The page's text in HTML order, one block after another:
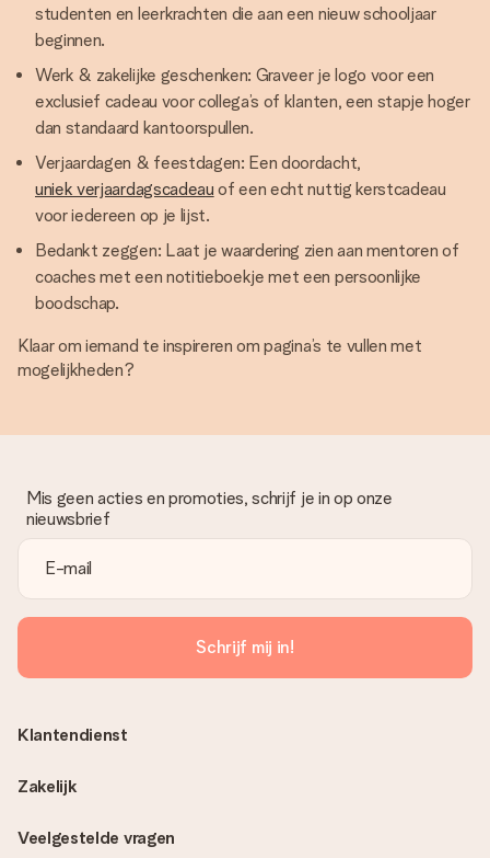
studenten en leerkrachten die aan een nieuw schooljaar
beginnen.
Werk & zakelijke geschenken: Graveer je logo voor een
exclusief cadeau voor collega’s of klanten, een stapje hoger
dan standaard kantoorspullen.
Verjaardagen & feestdagen: Een doordacht,
uniek verjaardagscadeau of een echt nuttig kerstcadeau
voor iedereen op je lijst.
Bedankt zeggen: Laat je waardering zien aan mentoren of
coaches met een notitieboekje met een persoonlijke
boodschap.
Klaar om iemand te inspireren om pagina’s te vullen met
mogelijkheden?
Mis geen acties en promoties, schrijf je in op onze
nieuwsbrief
Schrijf mij in!
Veelgestelde vragen
Klantendienst
Zakelijk